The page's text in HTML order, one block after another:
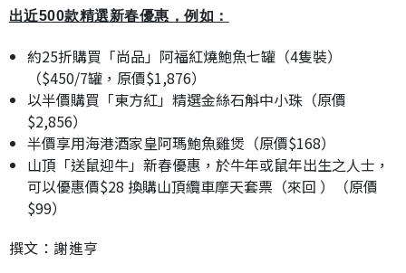
出近500款精選新春優惠，例如：
約25折購買「尚品」阿福紅燒鮑魚七罐（4隻裝）
（$450/7罐，原價$1,876）
以半價購買「東方紅」精選金絲石斛中小珠（原價
$2,856）
半價享用海港酒家皇阿瑪鮑魚雞煲（原價$168）
山頂「送鼠迎牛」新春優惠，於牛年或鼠年出生之人士，
可以優惠價$28 換購山頂纜車摩天套票（來回 ）（原價
$99）
撰文：謝進亨